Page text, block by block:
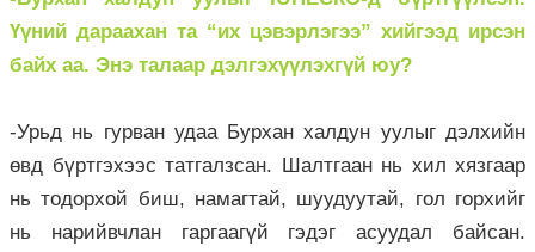
Үүний дараахан та “их цэвэрлэгээ” хийгээд ирсэн
байх аа. Энэ талаар дэлгэхүүлэхгүй юу?
-Урьд нь гурван удаа Бурхан халдун уулыг дэлхийн
өвд бүртгэхээс татгалзсан. Шалтгаан нь хил хязгаар
нь тодорхой биш, намагтай, шуудуутай, гол горхийг
нь нарийвчлан гаргаагүй гэдэг асуудал байсан.